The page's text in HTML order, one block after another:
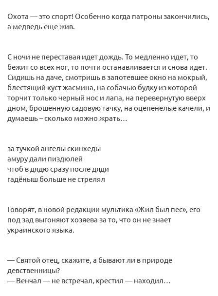
Охота — это спорт! Особенно когда патроны закончились,
а медведь еще жив.
С ночи не переставая идет дождь. То медленно идет, то
бежит со всех ног, то почти останавливается и снова идет.
Сидишь на даче, смотришь в запотевшее окно на мокрый,
блестящий куст жасмина, на собачью будку из которой
торчит только черный нос и лапа, на перевернутую вверх
дном, брошенную садовую тачку, на оцепенелые качели, и
думаешь – сколько можно жрать…
за тучкой ангелы скинхеды
амуру дали пиздюлей
чтоб в дядю сразу после дяди
гадёныш больше не стрелял
Говорят, в новой редакции мультика «Жил был пес», его
под зад выгоняют хозяева за то, что он не знает
украинского языка.
— Святой отец, скажите, а бывают ли в природе
девственницы?
— Венчал — не встречал, крестил — находил…